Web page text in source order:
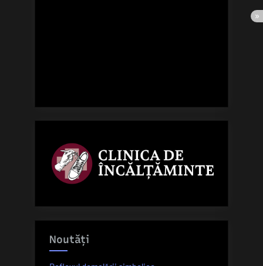
sezonul
rece”
Noutăți